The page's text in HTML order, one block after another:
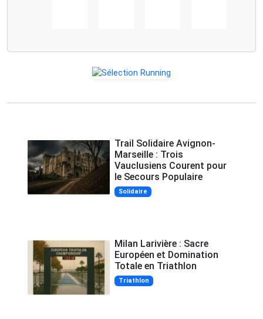
Trail Solidaire Avignon-
Marseille : Trois
Vauclusiens Courent pour
le Secours Populaire
Solidaire
Milan Larivière : Sacre
Européen et Domination
Totale en Triathlon
Triathlon